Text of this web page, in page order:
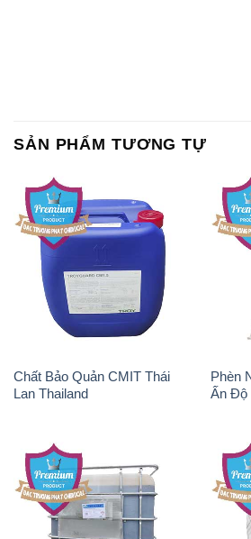
SẢN PHẨM TƯƠNG TỰ
Chất Bảo Quản CMIT Thái
Lan Thailand
Phèn
Ấn Độ